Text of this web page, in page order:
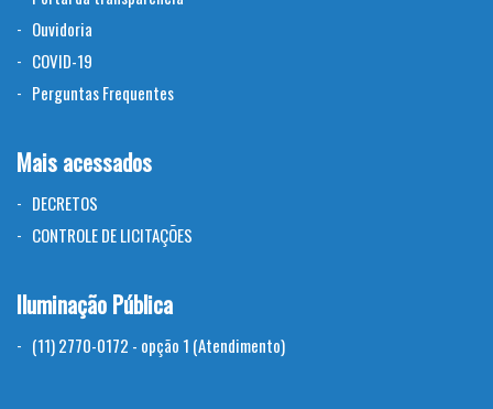
Ouvidoria
COVID-19
Perguntas Frequentes
Mais acessados
DECRETOS
CONTROLE DE LICITAÇÕES
Iluminação Pública
(11) 2770-0172 - opção 1 (Atendimento)